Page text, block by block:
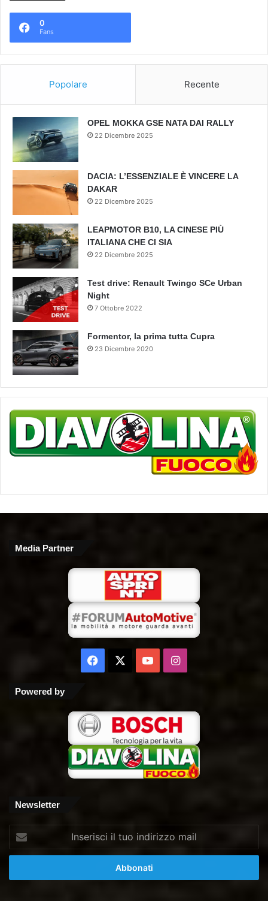
0
Fans
Popolare Recente
OPEL MOKKA GSE NATA DAI RALLY
22 Dicembre 2025
DACIA: L’ESSENZIALE È VINCERE LA
DAKAR
22 Dicembre 2025
LEAPMOTOR B10, LA CINESE PIÙ
ITALIANA CHE CI SIA
22 Dicembre 2025
Test drive: Renault Twingo SCe Urban
Night
7 Ottobre 2022
Formentor, la prima tutta Cupra
23 Dicembre 2020
Media Partner
Facebook
You Instagram
Powered by
Newsletter
tuo
mail